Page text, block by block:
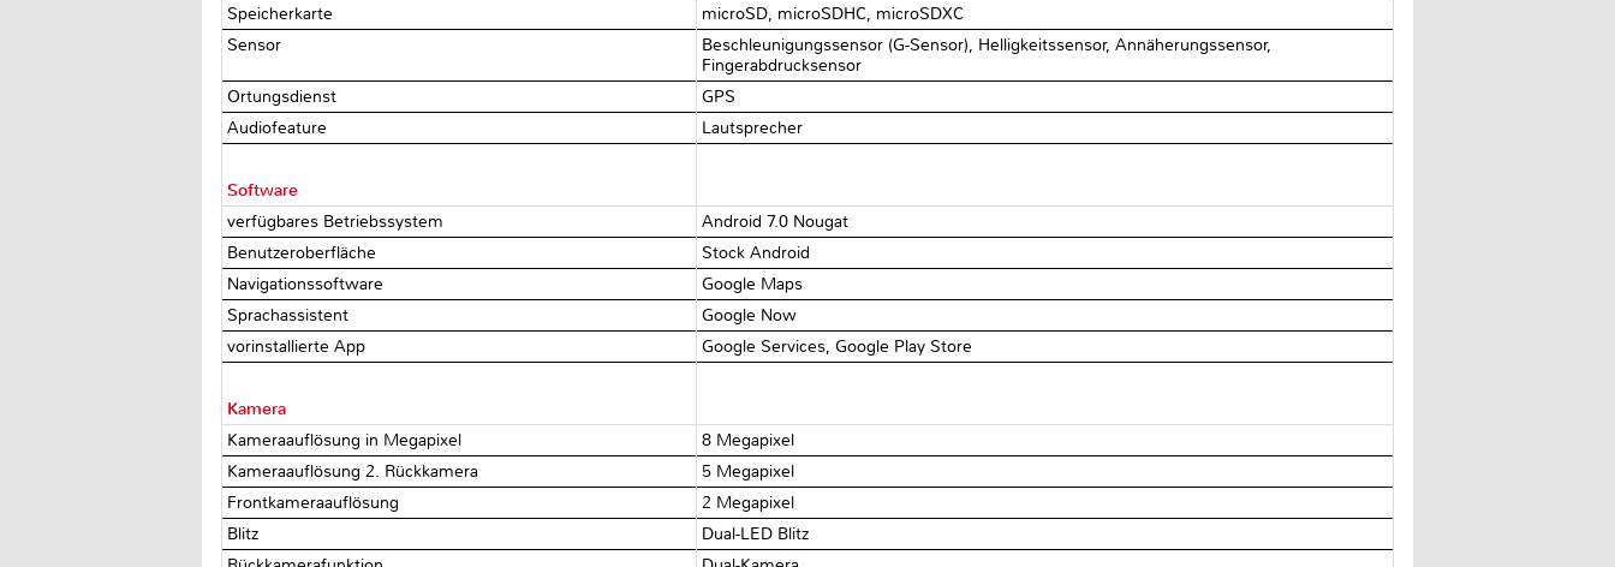
Speicherkarte
microSD, microSDHC, microSDXC
Sensor
Beschleunigungssensor (G-Sensor), Helligkeitssensor, Annäherungssensor,
Fingerabdrucksensor
Ortungsdienst
GPS
Audiofeature
Lautsprecher
Software
verfügbares Betriebssystem
Android 7.0 Nougat
Benutzeroberfläche
Stock Android
Navigationssoftware
Google Maps
Sprachassistent
Google Now
vorinstallierte App
Google Services, Google Play Store
Kamera
Kameraauflösung in Megapixel
8 Megapixel
Kameraauflösung 2. Rückkamera
5 Megapixel
Frontkameraauflösung
2 Megapixel
Blitz
Dual-LED Blitz